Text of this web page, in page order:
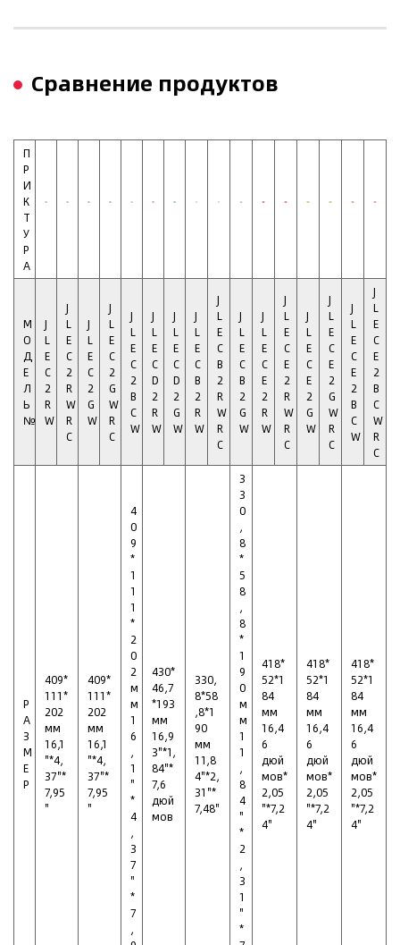
Сравнение продуктов
П
Р
И
К
Т
У
Р
А
М
О
Д
Е
Л
Ь
№
J
L
E
C
2
R
W
J
L
E
C
2
R
W
R
C
J
L
E
C
2
G
W
J
L
E
C
2
G
W
R
C
J
L
E
C
2
B
C
W
J
L
E
C
D
2
R
W
J
L
E
C
D
2
G
W
J
L
E
C
B
2
R
W
J
L
E
C
B
2
R
W
R
C
J
L
E
C
B
2
G
W
J
L
E
C
E
2
R
W
J
L
E
C
E
2
R
W
R
C
J
L
E
C
E
2
G
W
J
L
E
C
E
2
G
W
R
C
J
L
E
C
E
2
B
C
W
J
L
E
C
E
2
B
C
W
R
C
Р
А
З
М
Е
Р
409*
111*
202
мм
16,1
"*4,
37"*
7,95
"
409*
111*
202
мм
16,1
"*4,
37"*
7,95
"
4
0
9
*
1
1
1
*
2
0
2
м
м
1
6
,
1
"
*
4
,
3
7
"
*
7
,
430*
46,7
*193
мм
16,9
3"*1,
84"*
7,6
дюй
мов
330,
8*58
,8*1
90
мм
11,8
4"*2,
31"*
7,48"
3
3
0
,
8
*
5
8
,
8
*
1
9
0
м
м
1
1
,
8
4
"
*
2
,
3
1
"
*
418*
52*1
84
мм
16,4
6
дюй
мов*
2,05
"*7,2
4"
418*
52*1
84
мм
16,4
6
дюй
мов*
2,05
"*7,2
4"
418*
52*1
84
мм
16,4
6
дюй
мов*
2,05
"*7,2
4"